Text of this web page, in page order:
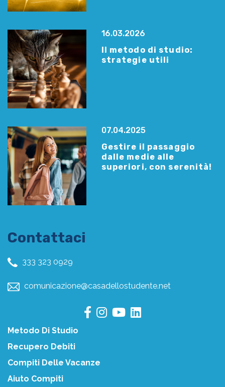
16.03.2026
Il metodo di studio:
strategie utili
07.04.2025
Gestire il passaggio
dalle medie alle
superiori, con serenità!
Contattaci
333 323 0929
comunicazione@casadellostudente.net
Metodo Di Studio
Recupero Debiti
Compiti Delle Vacanze
Aiuto Compiti